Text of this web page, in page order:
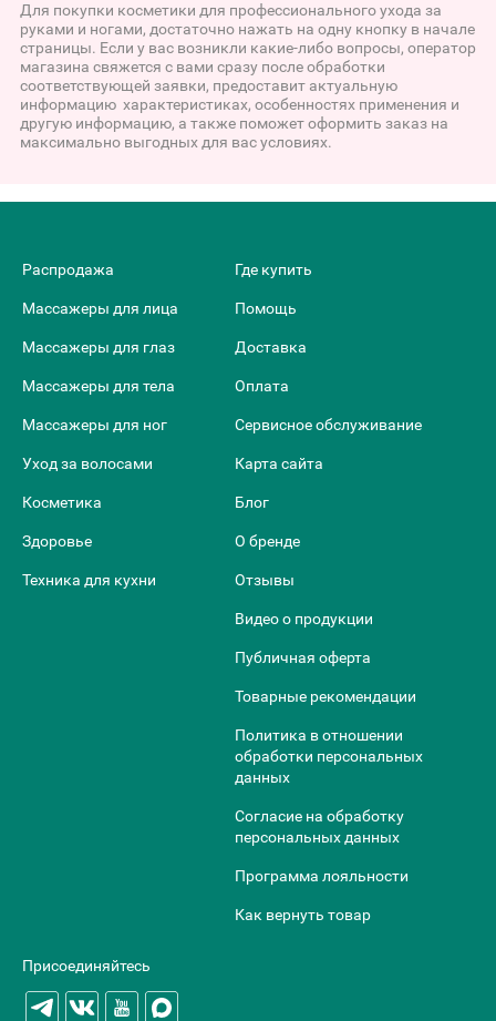
Для покупки косметики для профессионального ухода за
руками и ногами, достаточно нажать на одну кнопку в начале
страницы. Если у вас возникли какие-либо вопросы, оператор
магазина свяжется с вами сразу после обработки
соответствующей заявки, предоставит актуальную
информацию характеристиках, особенностях применения и
другую информацию, а также поможет оформить заказ на
максимально выгодных для вас условиях.
Распродажа
Массажеры для лица
Массажеры для глаз
Массажеры для тела
Массажеры для ног
Уход за волосами
Косметика
Здоровье
Техника для кухни
Где купить
Помощь
Доставка
Оплата
Сервисное обслуживание
Карта сайта
Блог
О бренде
Отзывы
Видео о продукции
Публичная оферта
Товарные рекомендации
Политика в отношении
обработки персональных
данных
Согласие на обработку
персональных данных
Программа лояльности
Как вернуть товар
Присоединяйтесь